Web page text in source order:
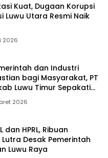
Kuat, Dugaan Korupsi
Luwu Utara Resmi Naik
2026
dan Industri
bagi Masyarakat, PT
Luwu Timur Sepakati
Old Camp
2026
dan HPRL, Ribuan
Desak Pemerintah
Luwu Raya